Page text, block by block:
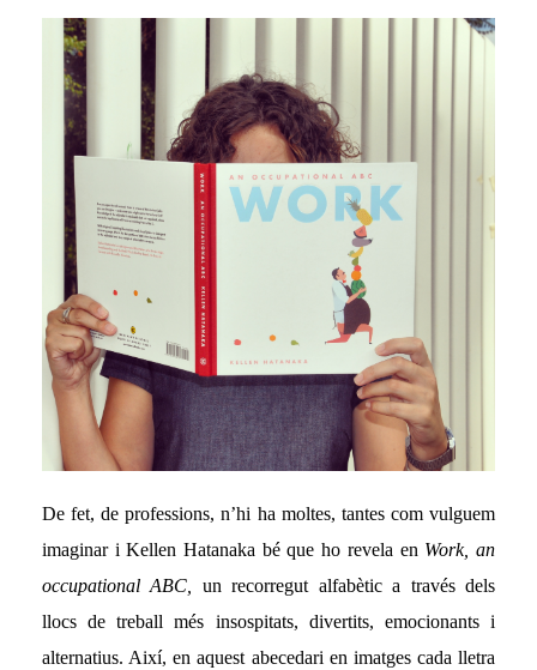
De fet, de professions, n’hi ha moltes, tantes com vulguem
imaginar i Kellen Hatanaka bé que ho revela en Work, an
occupational ABC, un recorregut alfabètic a través dels
llocs de treball més insospitats, divertits, emocionants i
alternatius. Així, en aquest abecedari en imatges cada lletra